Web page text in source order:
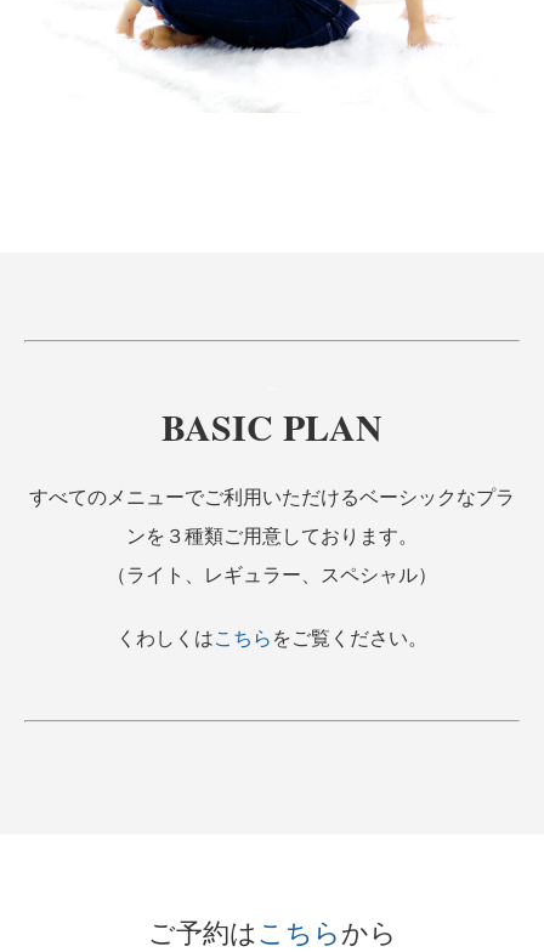
BASIC PLAN
すべてのメニューでご利用いただけるベーシックなプラ
ンを３種類ご用意しております。
（ライト、レギュラー、スペシャル）
くわしくはこちらをご覧ください。
ご予約はこちらから